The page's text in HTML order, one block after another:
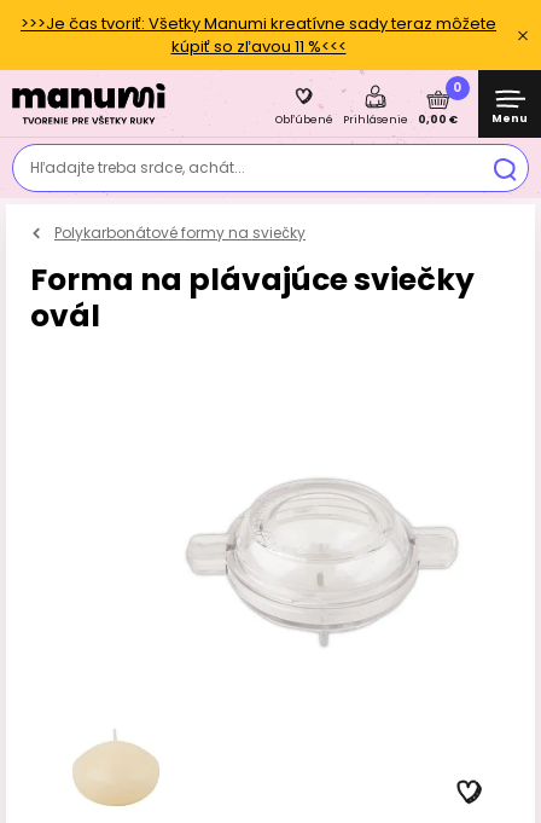
>>>Je čas tvoriť: Všetky Manumi kreatívne sady teraz môžete
kúpiť so zľavou 11 %<<<
Hľadajte treba srdce, achát...
Obľúbené Prihlásenie
0
0,00 € Menu
Polykarbonátové formy na sviečky
Forma na plávajúce sviečky
ovál